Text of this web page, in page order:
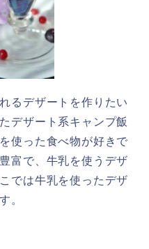
るデザートを作りたい
デザート系キャンプ飯
使った食べ物が好きで
富で、牛乳を使うデザ
では牛乳を使ったデザ
。